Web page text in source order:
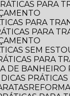
PARA
SEM
PARA
DE